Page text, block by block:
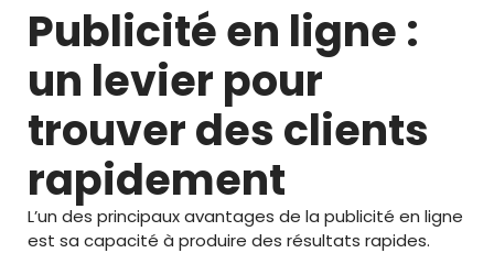
Publicité en ligne :
un levier pour
trouver des clients
rapidement
L’un des principaux avantages de la publicité en ligne
est sa capacité à produire des résultats rapides.